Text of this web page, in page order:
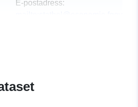
E-postadress:
E-postadress: